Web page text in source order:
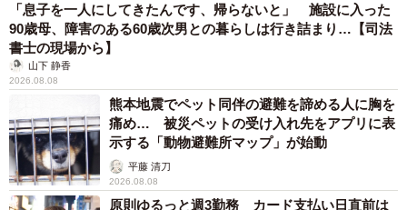
「息子を一人にしてきたんです、帰らないと」 施設に入った
90歳母、障害のある60歳次男との暮らしは行き詰まり…【司法
書士の現場から】
山下 静香
2026.08.08
熊本地震でペット同伴の避難を諦める人に胸を
痛め… 被災ペットの受け入れ先をアプリに表
示する「動物避難所マップ」が始動
平藤 清刀
2026.08.08
原則ゆるっと週3勤務 カード支払い日直前は